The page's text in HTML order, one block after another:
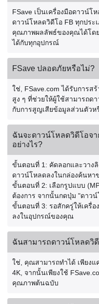
FSave เป็นเครื่องมือดาวน์
ดาวน์โหลดวิดีโอ FB ทุกประ
คุณภาพผลลัพธ์ของคุณได้โดย
ได้กับทุกอุปกรณ์
FSave ปลอดภัยหรือไม่?
ใช่, FSave.com ได้รับการส
สูง ๆ ที่ช่วยให้ผู้ใช้สามารถด
กับการสูญเสียข้อมูลส่วนตัวห
ฉันจะดาวน์โหลดวิดีโอจา
อย่างไร?
ขั้นตอนที่ 1: คัดลอกและวาง
ดาวน์โหลดลงในกล่องค้นหา
ขั้นตอนที่ 2: เลือกรูปแบบ
ต้องการ จากนั้นกดปุ่ม "ดาว
ขั้นตอนที่ 3: รอสักครู่ให้เครื่
ลงในอุปกรณ์ของคุณ
ฉันสามารถดาวน์โหลดวิ
ใช่, คุณสามารถทำได้ เพียง
4K, จากนั้นเพียงใช้
คุณภาพต้นฉบับ